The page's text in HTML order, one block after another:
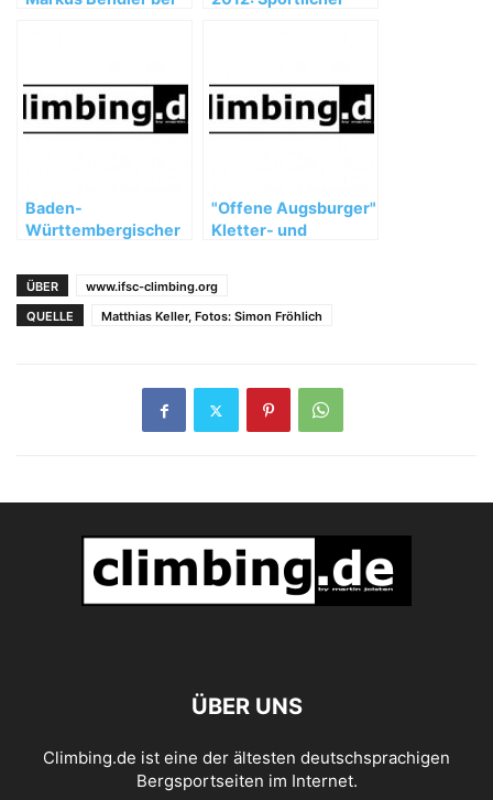
Baden-
Württembergischer
Tübingen
"Offene Augsburger"
Kletter- und
ÜBER
www.ifsc-climbing.org
QUELLE
Matthias Keller, Fotos: Simon Fröhlich
ÜBER UNS
Climbing.de ist eine der ältesten deutschsprachigen
Bergsportseiten im Internet.